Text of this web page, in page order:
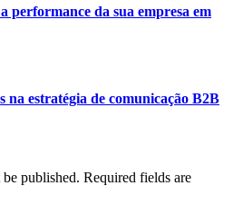
performance da sua empresa em
na estratégia de comunicação B2B
published. Required fields are